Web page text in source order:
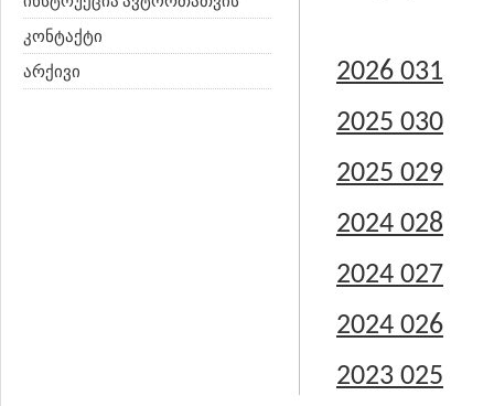
კონტაქტი
არქივი
2026 031
2025 030
2025 029
2024 028
2024 027
2024 026
2023 025